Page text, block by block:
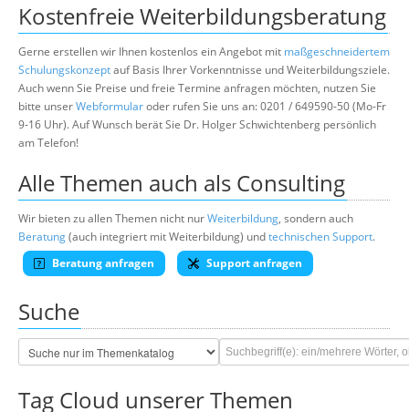
Kostenfreie Weiterbildungsberatung
Gerne erstellen wir Ihnen kostenlos ein Angebot mit maßgeschneidertem
Schulungskonzeptauf Basis Ihrer Vorkenntnisse und Weiterbildungsziele.
Auch wenn Sie Preise und freie Termine anfragen möchten, nutzen Sie
bitte unserWebformularoder rufen Sie uns an: 0201 / 649590-50 (Mo-Fr
9-16 Uhr). Auf Wunsch berät Sie Dr. Holger Schwichtenberg persönlich
am Telefon!
Alle Themen auch als Consulting
Wir bieten zu allen Themen nicht nurWeiterbildung, sondern auch
Beratung(auch integriert mit Weiterbildung) undtechnischen Support.
Beratung anfragen
Support anfragen
Suche
Tag Cloud unserer Themen